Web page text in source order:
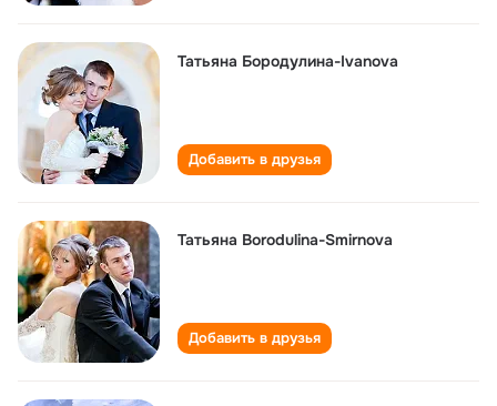
Татьяна Бородулина-Ivanova
Добавить в друзья
Татьяна Borodulina-Smirnova
Добавить в друзья